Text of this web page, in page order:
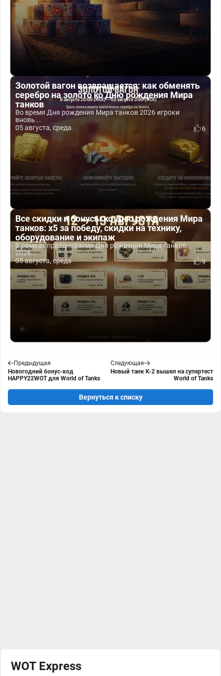
Золотой вагон возвращается: как обменять
серебро на золото ко Дню рождения Мира
танков
Во время Дня рождения Мира танков 2026 игроки
вновь...
05 августа, среда
6
Все скидки и бонусы ко Дню рождения Мира
танков: x5 за победу, скидки на технику,
оборудование и экипаж
В рамках празднования Дня рождения Мира танков
2026...
05 августа, среда
9
Предыдущая
Новогодний бонус-код
HAPPY22WOT для World of Tanks
Следующая
Новый танк К-2 вышел на супертест
World of Tanks
Вернуться к списку
WOT Express